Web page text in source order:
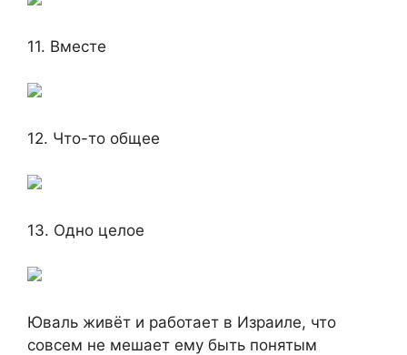
11. Вместе
12. Что-то общее
13. Одно целое
Юваль живёт и работает в Израиле, что
совсем не мешает ему быть понятым